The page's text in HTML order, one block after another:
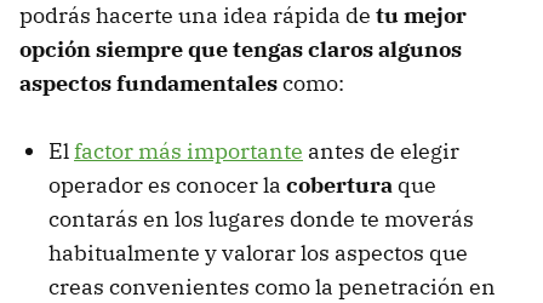
podrás hacerte una idea rápida de tu mejor
opción siempre que tengas claros algunos
aspectos fundamentalescomo:
Elfactor más importante antes de elegir
operador es conocer la cobertura que
contarás en los lugares donde te moverás
habitualmente y valorar los aspectos que
creas convenientes como la penetración en